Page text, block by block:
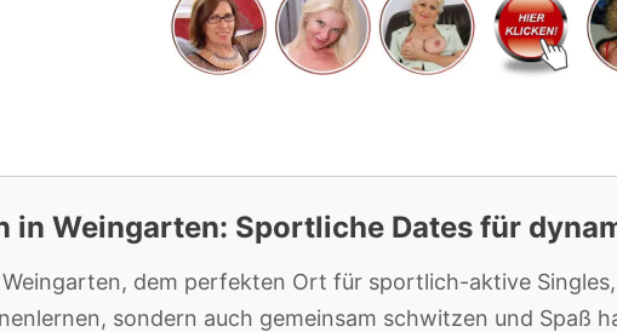
in Weingarten: Sportliche Dates für
dem perfekten Ort für sportlich-aktive
sondern auch gemeinsam schwitzen und Spaß